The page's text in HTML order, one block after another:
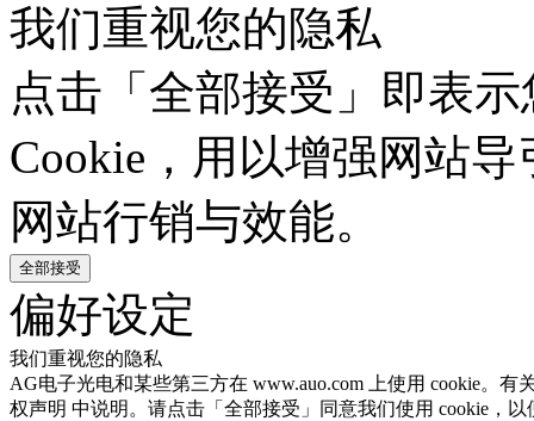
我们重视您的隐私
点击「全部接受」即表
Cookie，用以增强网站
网站行销与效能。
全部接受
偏好设定
我们重视您的隐私
AG电子光电和某些第三方在 www.auo.com 上使用 cookie。
权声明 中说明。请点击「全部接受」同意我们使用 cookie，